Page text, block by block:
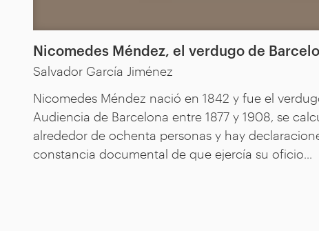
Nicomedes Méndez, el verdugo de
Salvador García Jiménez
Nicomedes Méndez nació en 1842 y fue el
Audiencia de Barcelona entre 1877 y 1908, se
alrededor de ochenta personas y hay
constancia documental de que ejercía su oficio...